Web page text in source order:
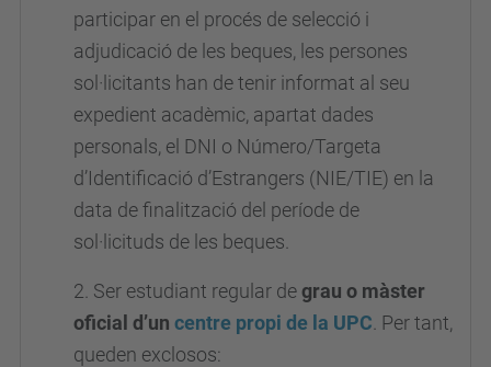
participar en el procés de selecció i
adjudicació de les beques, les persones
sol·licitants han de tenir informat al seu
expedient acadèmic, apartat dades
personals, el DNI o Número/Targeta
d’Identificació d’Estrangers (NIE/TIE) en la
data de finalització del període de
sol·licituds de les beques.
2. Ser estudiant regular degrau o màster
oficial d’un centre propi de la UPC . Per tant,
queden exclosos: